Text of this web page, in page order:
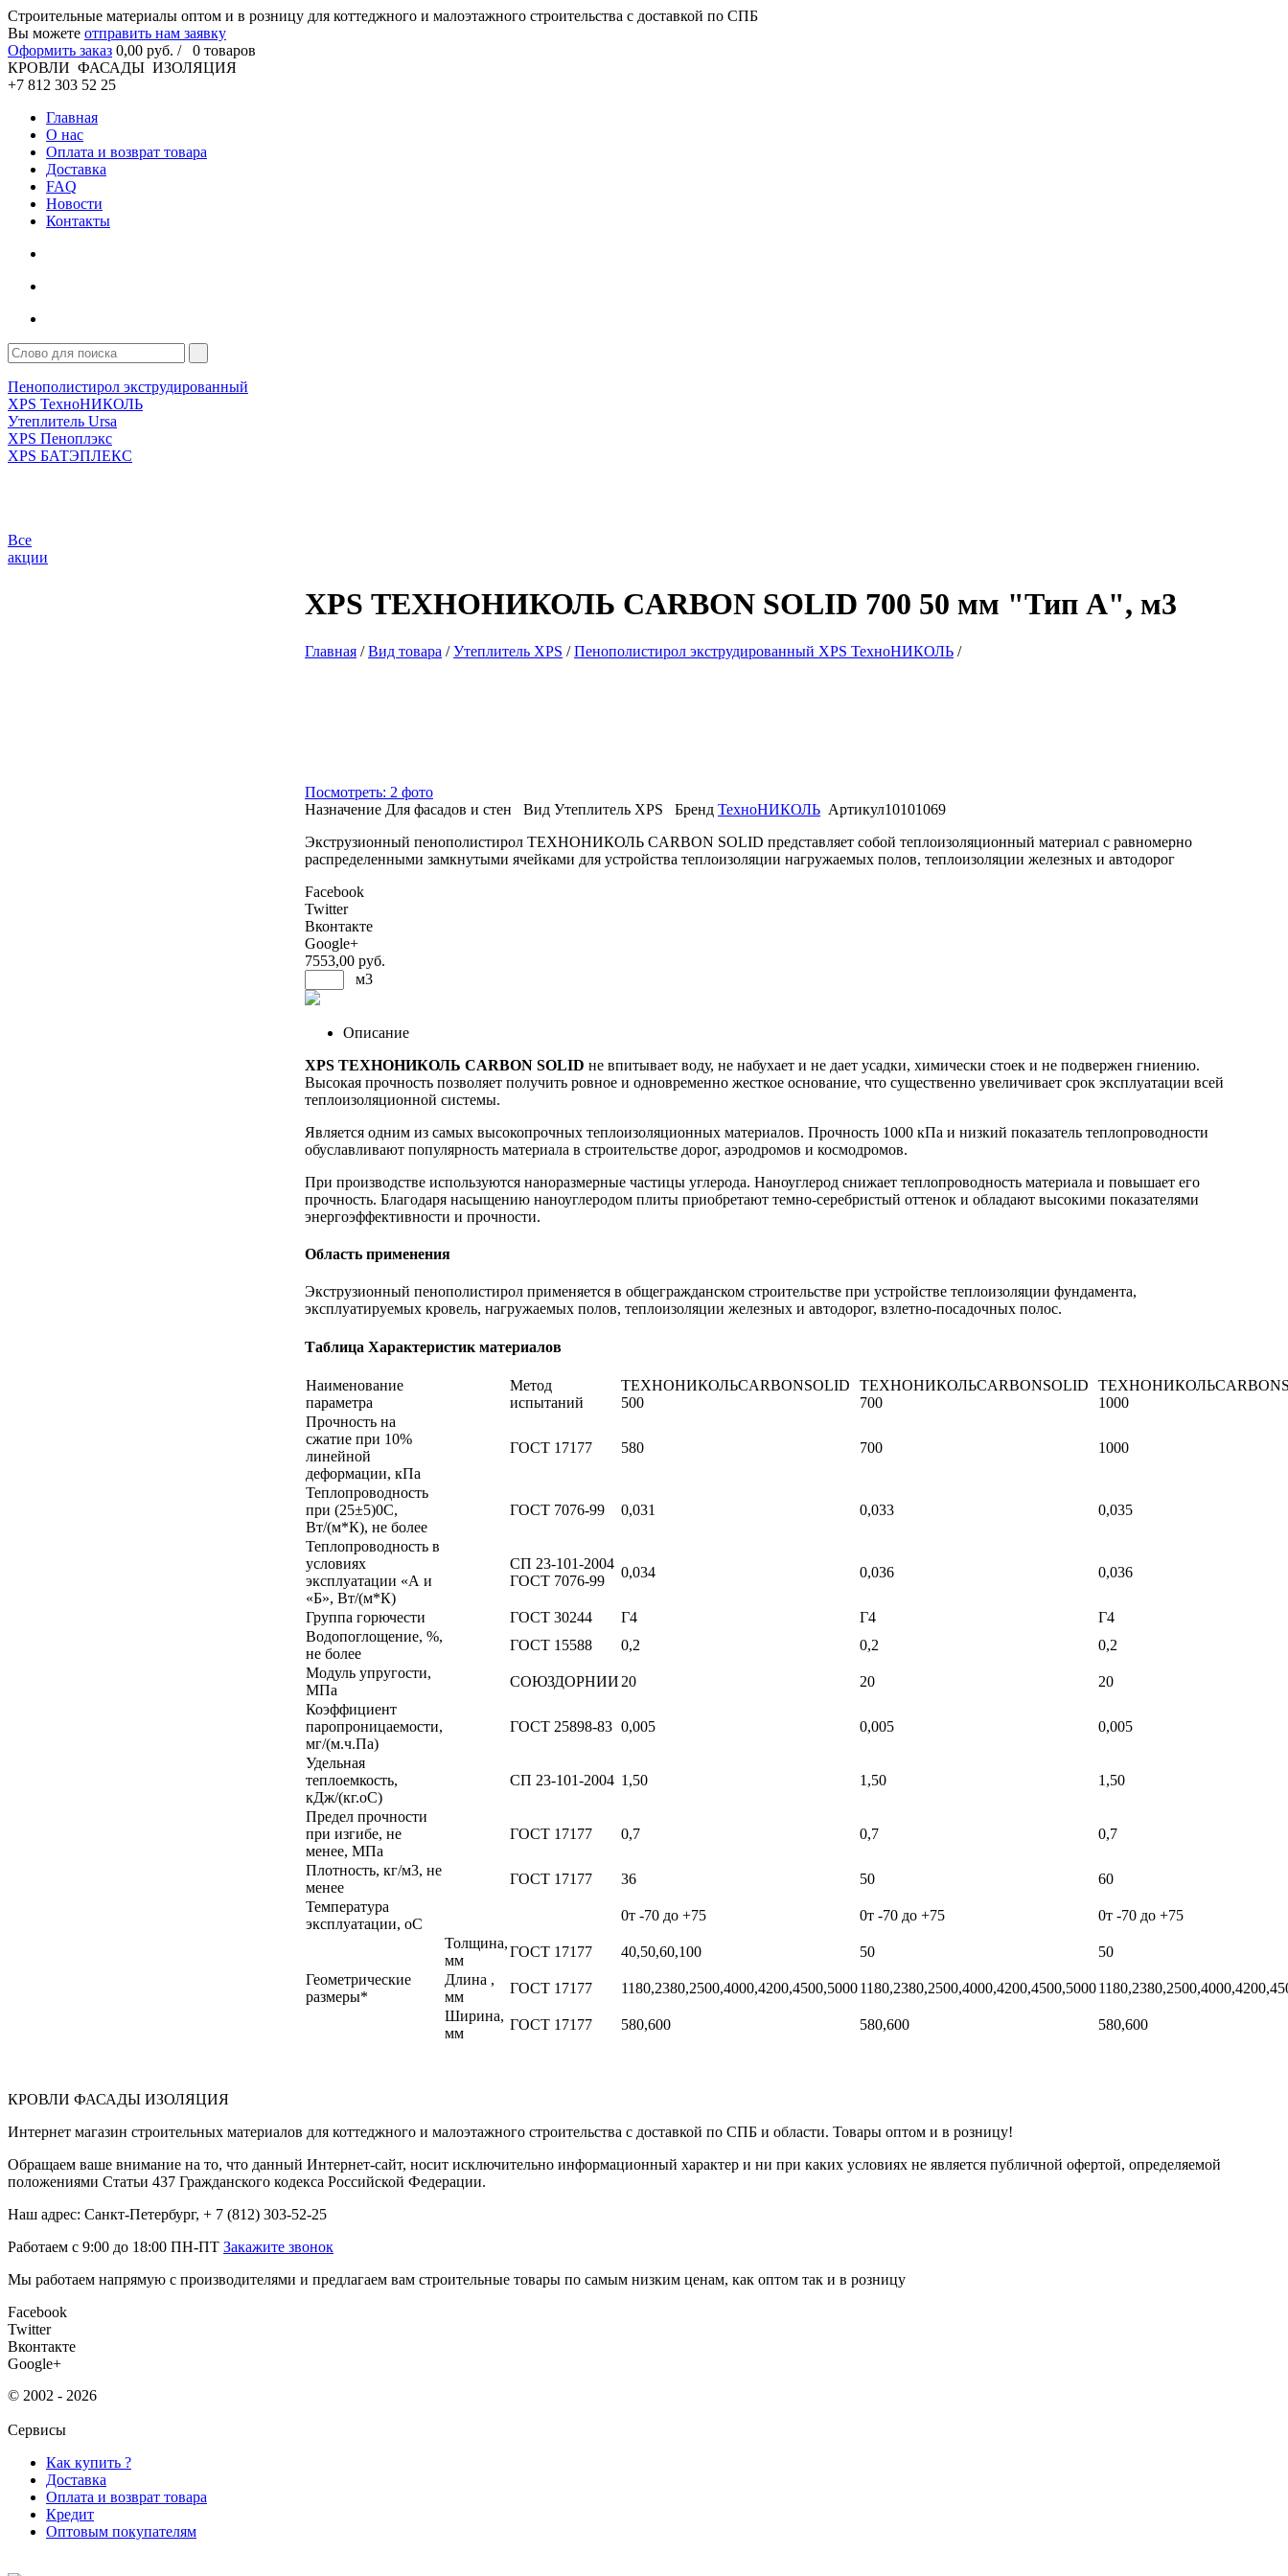
Cтроительные материалы оптом и в розницу для коттеджного и малоэтажного строительства с доставкой по СПБ
Вы можете отправить нам заявку
Оформить заказ 0,00 руб. / 0 товаров
КРОВЛИ ФАСАДЫ ИЗОЛЯЦИЯ
+7 812 303 52 25
Главная
О нас
Оплата и возврат товара
Доставка
FAQ
Новости
Контакты
Пенополистирол экструдированный
XPS ТехноНИКОЛЬ
Утеплитель Ursa
XPS Пеноплэкс
XPS БАТЭПЛЕКС
Все
акции
XPS ТЕХНОНИКОЛЬ CARBON SOLID 700 50 мм "Тип А", м3
Главная /Вид товара /Утеплитель XPS /Пенополистирол экструдированный XPS ТехноНИКОЛЬ /
Посмотреть: 2 фото
Назначение Для фасадов и стен Вид Утеплитель XPS Бренд ТехноНИКОЛЬ Артикул10101069
Экструзионный пенополистирол ТЕХНОНИКОЛЬ CARBON SOLID представляет собой теплоизоляционный материал с равномерно
распределенными замкнутыми ячейками для устройства теплоизоляции нагружаемых полов, теплоизоляции железных и автодорог
Facebook
Twitter
Вконтакте
Google+
7553,00 руб.
м3
Описание
XPS ТЕХНОНИКОЛЬ CARBON SOLID не впитывает воду, не набухает и не дает усадки, химически стоек и не подвержен гниению.
Высокая прочность позволяет получить ровное и одновременно жесткое основание, что существенно увеличивает срок эксплуатации всей
теплоизоляционной системы.
Является одним из самых высокопрочных теплоизоляционных материалов. Прочность 1000 кПа и низкий показатель теплопроводности
обуславливают популярность материала в строительстве дорог, аэродромов и космодромов.
При производстве используются наноразмерные частицы углерода. Наноуглерод снижает теплопроводность материала и повышает его
прочность. Благодаря насыщению наноуглеродом плиты приобретают темно-серебристый оттенок и обладают высокими показателями
энергоэффективности и прочности.
Область применения
Экструзионный пенополистирол применяется в общегражданском строительстве при устройстве теплоизоляции фундамента,
эксплуатируемых кровель, нагружаемых полов, теплоизоляции железных и автодорог, взлетно-посадочных полос.
Таблица Характеристик материалов
Наименование
параметра
Метод
испытаний
ТЕХНОНИКОЛЬCARBONSOLID
500
ТЕХНОНИКОЛЬCARBONSOLID
700
1000
Прочность на
сжатие при 10%
линейной
деформации, кПа
ГОСТ 17177 580 700 1000
Теплопроводность
при (25±5)0С,
Вт/(м*К), не более
ГОСТ 7076-99 0,031 0,033 0,035
Теплопроводность в
условиях
эксплуатации «А и
«Б», Вт/(м*К)
СП 23-101-2004
ГОСТ 7076-99
0,034 0,036 0,036
Группа горючести ГОСТ 30244 Г4 Г4
Г4
Водопоглощение, %,
не более
ГОСТ 15588 0,2 0,2
0,2
Модуль упругости,
МПа
СОЮЗДОРНИИ 20 20
20
Коэффициент
паропроницаемости,
мг/(м.ч.Па)
ГОСТ 25898-83 0,005 0,005 0,005
Удельная
теплоемкость,
кДж/(кг.оС)
СП 23-101-2004 1,50 1,50 1,50
Предел прочности
при изгибе, не
менее, МПа
ГОСТ 17177 0,7 0,7 0,7
Плотность, кг/м3, не
менее
ГОСТ 17177 36 50
60
Температура
эксплуатации, оС
0т -70 до +75 0т -70 до +75 0т -70 до +75
Геометрические
размеры*
Толщина,
мм
ГОСТ 17177 40,50,60,100 50
50
Длина ,
мм
ГОСТ 17177 1180,2380,2500,4000,4200,4500,50001180,2380,2500,4000,4200,4500,5000
Ширина,
мм
ГОСТ 17177 580,600 580,600 580,600
КРОВЛИ ФАСАДЫ ИЗОЛЯЦИЯ
Интернет магазин строительных материалов для коттеджного и малоэтажного строительства с доставкой по СПБ и области. Товары оптом и в розницу!
Обращаем ваше внимание на то, что данный Интернет-сайт, носит исключительно информационный характер и ни при каких условиях не является публичной офертой, определяемой
положениями Статьи 437 Гражданского кодекса Российской Федерации.
Наш адрес: Санкт-Петербург, + 7 (812) 303-52-25
Работаем с 9:00 до 18:00 ПН-ПТ Закажите звонок
Мы работаем напрямую с производителями и предлагаем вам строительные товары по самым низким ценам, как оптом так и в розницу
Facebook
Twitter
Вконтакте
Google+
© 2002 - 2026
Сервисы
Как купить ?
Доставка
Оплата и возврат товара
Кредит
Оптовым покупателям